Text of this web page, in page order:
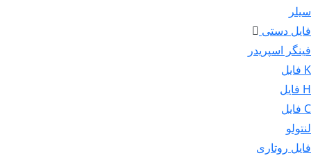
سیلر
فایل دستی
فینگر اسپریدر
K فایل
H فایل
C فایل
لنتولو
فایل روتاری